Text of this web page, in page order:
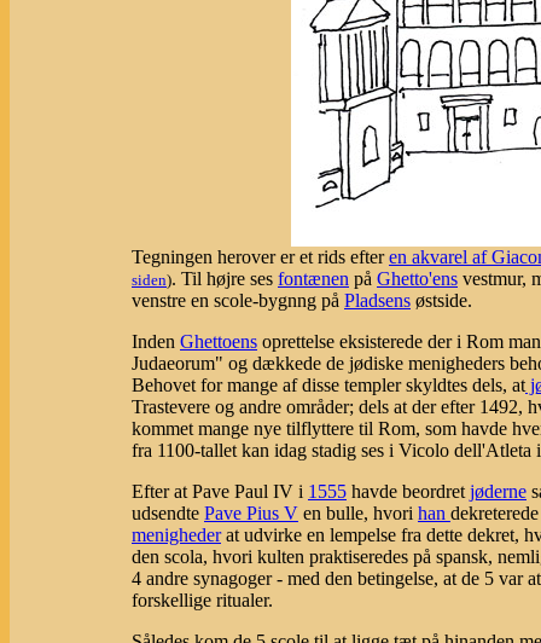
Tegningen herover er et rids efteren akvarel af
siden). Til højre ses fontænen på Ghetto'ens vestmur,
venstre en scole-bygnng på Pladsens østside.
Inden Ghettoens oprettelse eksisterede der i Rom
Judaeorum" og dækkede de jødiske menigheders
Behovet for mange af disse templer skyldtes dels, at
Trastevere og andre områder; dels at der efter 1492,
kommet mange nye tilflyttere til Rom, som havde
fra 1100-tallet kan idag stadig ses i Vicolo dell'Atleta
Efter at Pave Paul IV i 1555 havde beordret jøderne
udsendte Pave Pius V en bulle, hvori han
menighederat udvirke en lempelse fra dette dekret,
den scola, hvori kulten praktiseredes på spansk,
4 andre synagoger - med den betingelse, at de 5 var
forskellige ritualer.